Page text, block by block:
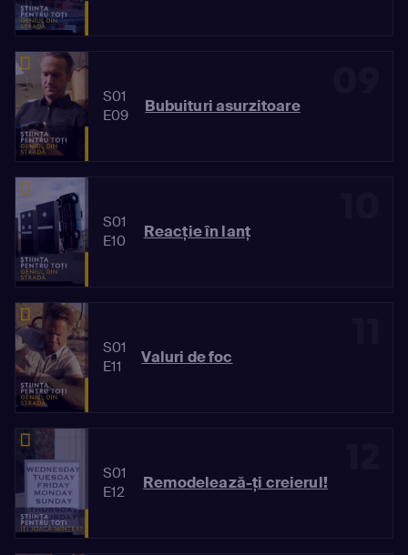
S01
E09
Bubuituri asurzitoare
S01
E10
Reacție în lanț
S01
E11
Valuri de foc
S01
E12
Remodelează-ți creierul!